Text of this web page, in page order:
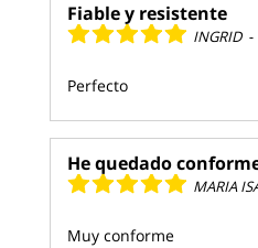
Fiable y resistente
INGRID -
Perfecto
He quedado
MARIA
Muy conforme